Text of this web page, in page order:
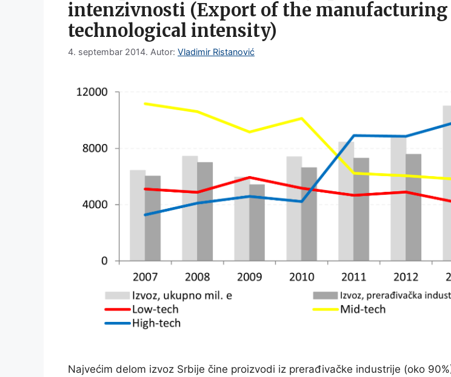
intenzivnosti (Export of the manufacturing
technological intensity)
4. septembar 2014. Autor: Vladimir Ristanović
Najvećim delom izvoz Srbije čine proizvodi iz prerađivačke industrije (oko